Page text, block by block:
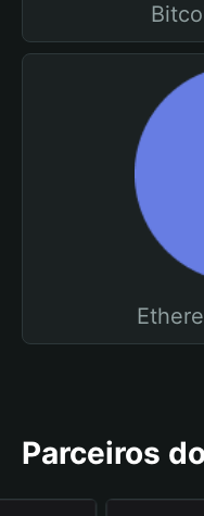
Parceiros